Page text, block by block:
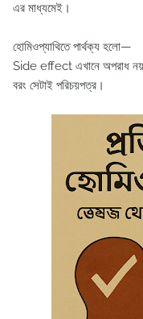
এর মাধ্যমেই।
হোমিওপ্যাথিতে পার্থক্য হলো—
Side effect এখানে অপরাধ
বরং সেটাই পরিচয়পত্র।